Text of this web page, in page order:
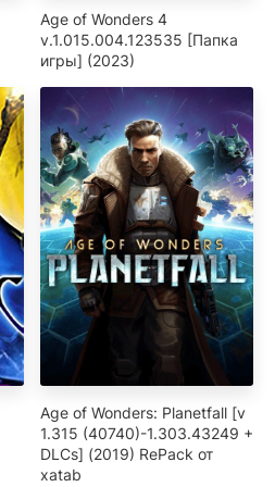
Age of Wonders 4
v.1.015.004.123535 [Папка
игры] (2023)
Age of Wonders: Planetfall [v
1.315 (40740)-1.303.43249 +
DLCs] (2019) RePack от
xatab